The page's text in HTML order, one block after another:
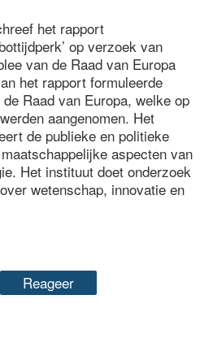
het rapport
op verzoek van
van de Raad van Europa
het rapport formuleerde
Raad van Europa, welke op
aangenomen. Het
de publieke en politieke
aspecten van
Het instituut doet onderzoek
wetenschap, innovatie en
Reageer